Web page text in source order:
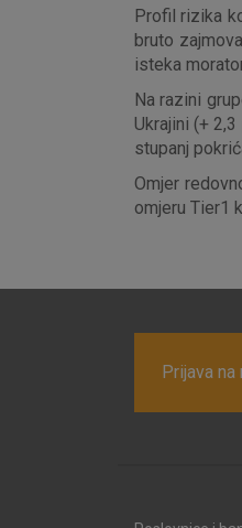
Profil rizika
bruto
isteka
Na razini
Ukrajini (+
stupanj
Omjer
omjeru Tier1
Prijava